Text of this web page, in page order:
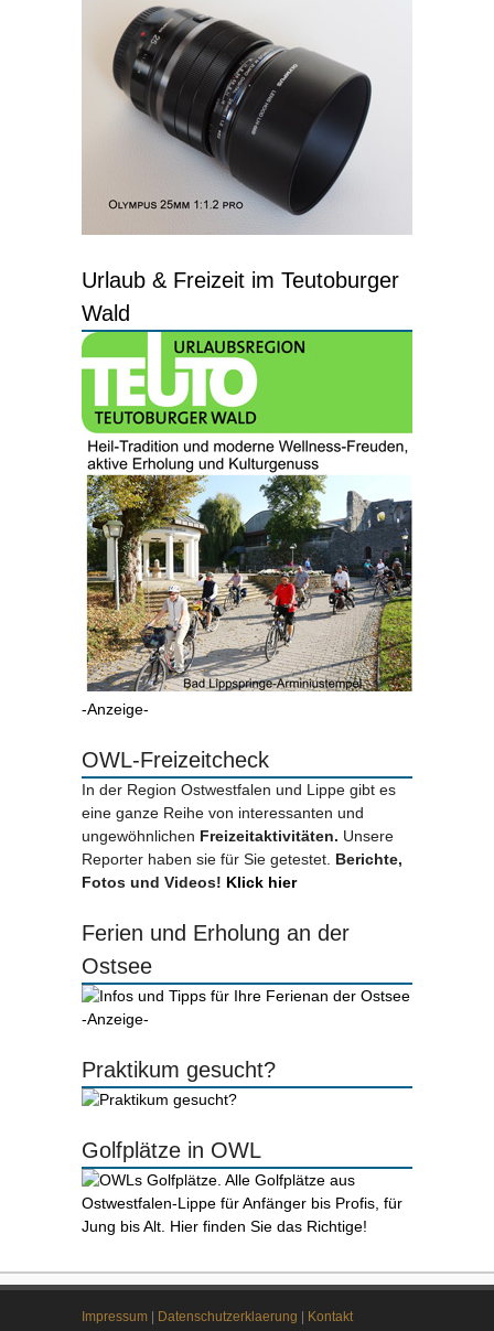
Urlaub & Freizeit im Teutoburger
Wald
-Anzeige-
OWL-Freizeitcheck
In der Region Ostwestfalen und Lippe gibt es
eine ganze Reihe von interessanten und
ungewöhnlichen Freizeitaktivitäten. Unsere
Reporter haben sie für Sie getestet. Berichte,
Fotos und Videos! Klick hier
Ferien und Erholung an der
Ostsee
-Anzeige-
Praktikum gesucht?
Golfplätze in OWL
Impressum Datenschutzerklaerung
Kontakt